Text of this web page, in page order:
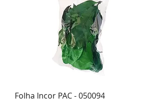
Folha Incor PAC - 050094